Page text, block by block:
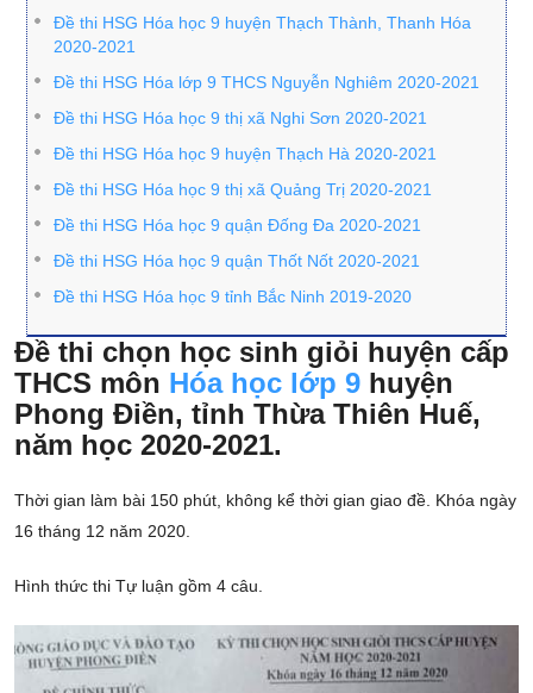
Đề thi HSG Hóa học 9 huyện Thạch Thành, Thanh Hóa
2020-2021
Đề thi HSG Hóa lớp 9 THCS Nguyễn Nghiêm 2020-2021
Đề thi HSG Hóa học 9 thị xã Nghi Sơn 2020-2021
Đề thi HSG Hóa học 9 huyện Thạch Hà 2020-2021
Đề thi HSG Hóa học 9 thị xã Quảng Trị 2020-2021
Đề thi HSG Hóa học 9 quận Đống Đa 2020-2021
Đề thi HSG Hóa học 9 quận Thốt Nốt 2020-2021
Đề thi HSG Hóa học 9 tỉnh Bắc Ninh 2019-2020
Đề thi chọn học sinh giỏi huyện cấp
THCS môn Hóa học lớp 9 huyện
Phong Điền, tỉnh Thừa Thiên Huế,
năm học 2020-2021.
Thời gian làm bài 150 phút, không kể thời gian giao đề. Khóa ngày
16 tháng 12 năm 2020.
Hình thức thi Tự luận gồm 4 câu.